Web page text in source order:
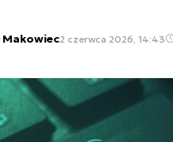
Makowiec2 czerwca 2026, 14:43